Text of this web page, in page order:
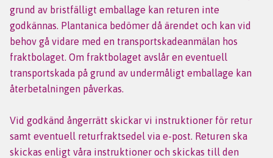
grund av bristfälligt emballage kan returen inte
godkännas. Plantanica bedömer då ärendet och kan vid
behov gå vidare med en transportskadeanmälan hos
fraktbolaget. Om fraktbolaget avslår en eventuell
transportskada på grund av undermåligt emballage kan
återbetalningen påverkas.
Vid godkänd ångerrätt skickar vi instruktioner för retur
samt eventuell returfraktsedel via e-post. Returen ska
skickas enligt våra instruktioner och skickas till den